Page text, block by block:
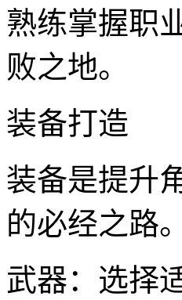
熟练掌握职
败之地。
装备打造
装备是提升
的必经之路。
武器：选择